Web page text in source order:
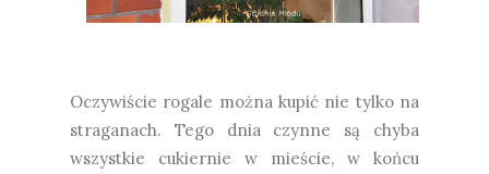
Oczywiście rogale można kupić nie tylko na
straganach. Tego dnia czynne są chyba
wszystkie cukiernie w mieście, w końcu